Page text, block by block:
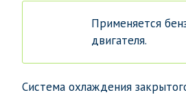
Применяется
двигателя.
Система охлаждения